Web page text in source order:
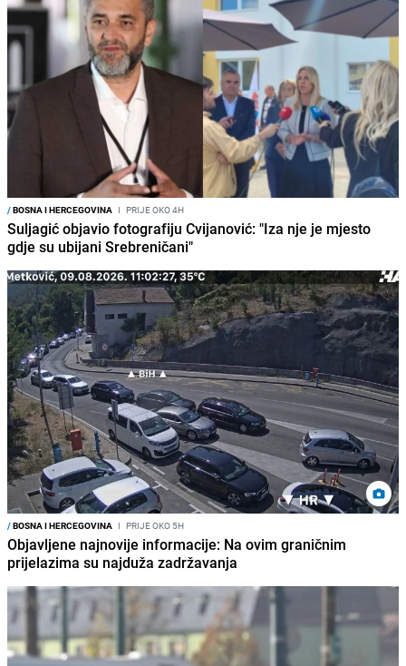
/BOSNA I HERCEGOVINA I PRIJE OKO 4H
Suljagić objavio fotografiju Cvijanović: "Iza nje je mjesto
gdje su ubijani Srebreničani"
/BOSNA I HERCEGOVINA I PRIJE OKO 5H
Objavljene najnovije informacije: Na ovim graničnim
prijelazima su najduža zadržavanja